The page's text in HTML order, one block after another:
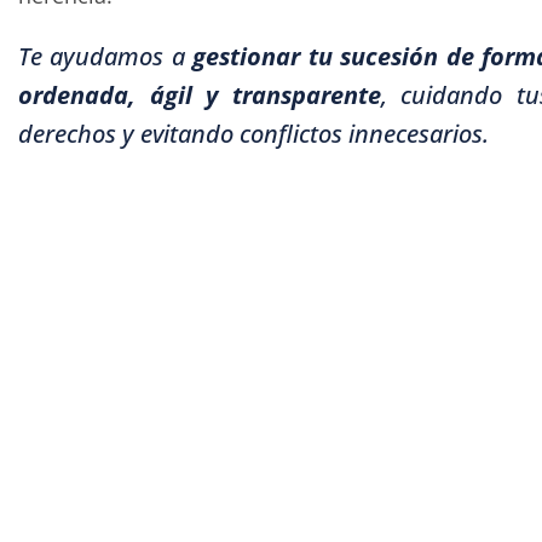
Te ayudamos a gestionar tu sucesión de
ordenada, ágil y transparente, cuidando
derechos y evitando conflictos innecesarios.